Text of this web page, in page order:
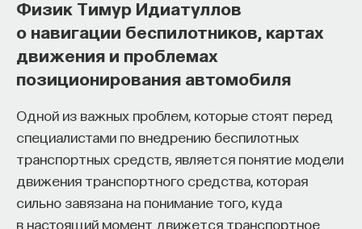
Физик Тимур Идиатуллов
о навигации беспилотников, картах
движения и проблемах
позиционирования автомобиля
Одной из важных проблем, которые стоят перед
специалистами по внедрению беспилотных
транспортных средств, является понятие модели
движения транспортного средства, которая
сильно завязана на понимание того, куда
в настоящий момент движется транспортное
Максутов запускает сервис, который
поможет найти свою нишу
в глобальных deep tech и биотех
компаниях
о древних часах, делении неба
на знаки зодиака и влиянии
гравитационных волн на изменение
расстояния между Землей и Луной
Как работали первые астрономические приборы?
Почему ученым важно знать точное расстояние
от Земли до Луны? Для чего нужна атомная
точность измерения времени? На эти и другие
вопросы ответил кандидат физико-